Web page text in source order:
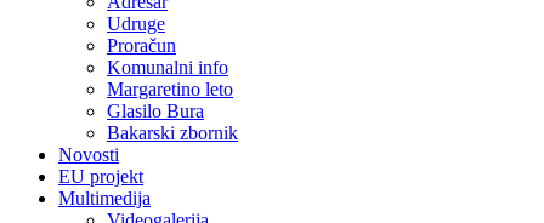
Udruge
Proračun
Komunalni info
Margaretino leto
Glasilo Bura
Bakarski zbornik
Novosti
EU projekt
Multimedija